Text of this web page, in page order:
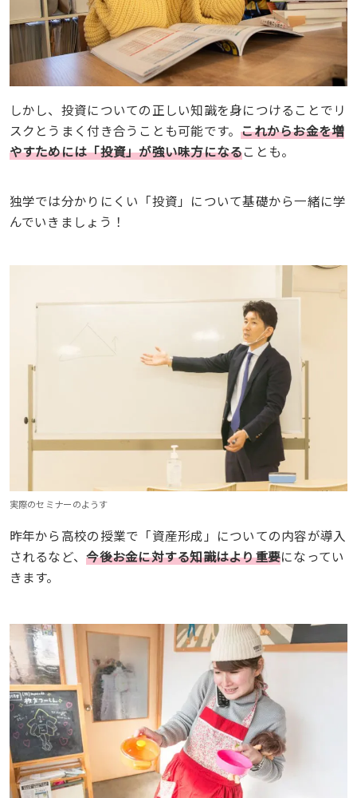
しかし、投資についての正しい知識を身につけることでリ
スクとうまく付き合うことも可能です。これからお金を増
やすためには「投資」が強い味方になることも。
独学では分かりにくい「投資」について基礎から一緒に学
んでいきましょう！
実際のセミナーのようす
昨年から高校の授業で「資産形成」についての内容が導入
されるなど、今後お金に対する知識はより重要になってい
きます。